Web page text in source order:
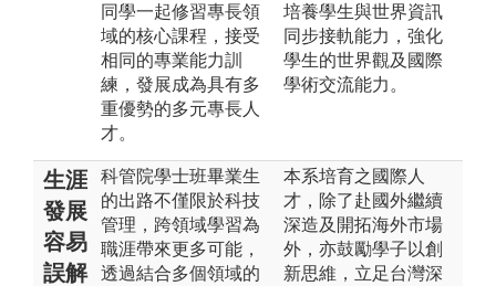
同學一起修習專長領
域的核心課程，接受
相同的專業能力訓
練，發展成為具有多
重優勢的多元專長人
才。
培養學生與世界資訊
同步接軌能力，強化
學生的世界觀及國際
學術交流能力。
生涯
發展
容易
誤解
科管院學士班畢業生
的出路不僅限於科技
管理，跨領域學習為
職涯帶來更多可能，
透過結合多個領域的
本系培育之國際人
才，除了赴國外繼續
深造及開拓海外市場
外，亦鼓勵學子以創
新思維，立足台灣深